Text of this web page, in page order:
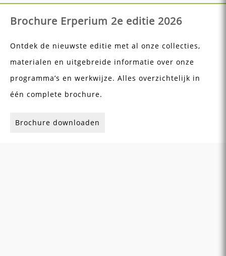
Brochure Erperium 2e editie 2026
Ontdek de nieuwste editie met al onze collecties,
materialen en uitgebreide informatie over onze
programma’s en werkwijze. Alles overzichtelijk in
één complete brochure.
Brochure downloaden